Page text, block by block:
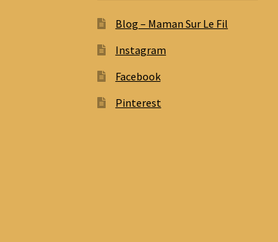
Blog – Maman Sur Le Fil
Instagram
Facebook
Pinterest